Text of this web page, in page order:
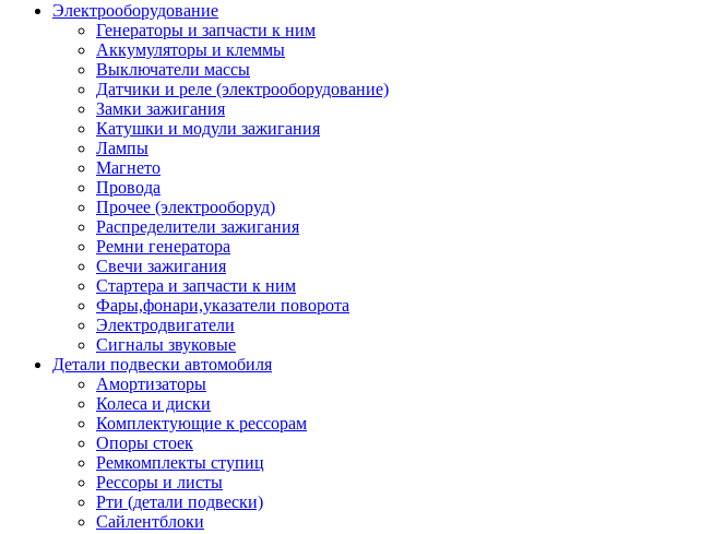
Электрооборудование
Генераторы и запчасти к ним
Аккумуляторы и клеммы
Выключатели массы
Датчики и реле (электрооборудование)
Замки зажигания
Катушки и модули зажигания
Лампы
Магнето
Провода
Прочее (электрооборуд)
Распределители зажигания
Ремни генератора
Свечи зажигания
Стартера и запчасти к ним
Фары,фонари,указатели поворота
Электродвигатели
Сигналы звуковые
Детали подвески автомобиля
Амортизаторы
Колеса и диски
Комплектующие к рессорам
Опоры стоек
Ремкомплекты ступиц
Рессоры и листы
Рти (детали подвески)
Сайлентблоки